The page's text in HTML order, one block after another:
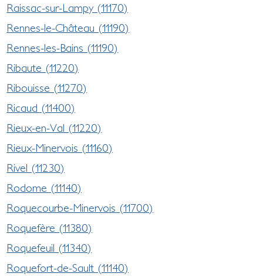
Raissac-sur-Lampy (11170)
Rennes-le-Château (11190)
Rennes-les-Bains (11190)
Ribaute (11220)
Ribouisse (11270)
Ricaud (11400)
Rieux-en-Val (11220)
Rieux-Minervois (11160)
Rivel (11230)
Rodome (11140)
Roquecourbe-Minervois (11700)
Roquefère (11380)
Roquefeuil (11340)
Roquefort-de-Sault (11140)